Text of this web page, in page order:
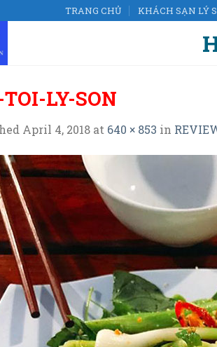
TRANG CHỦ KHÁCH SẠN LÝ
TOI-LY-SON
April 4, 2018 at 640 × 853 in